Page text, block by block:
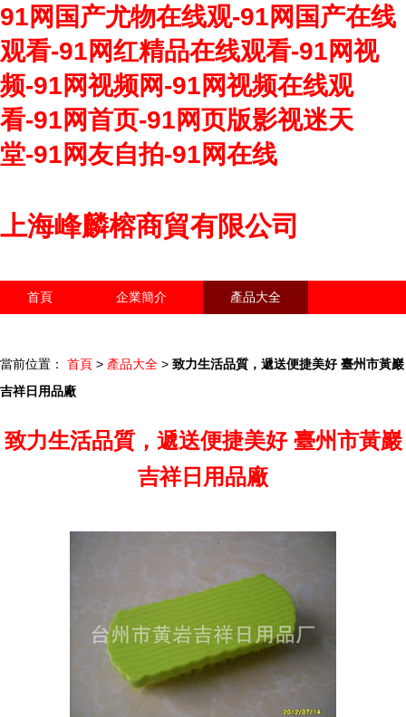
91网国产尤物在线观-91网国产在线
观看-91网红精品在线观看-91网视
频-91网视频网-91网视频在线观
看-91网首页-91网页版影视迷天
堂-91网友自拍-91网在线
上海峰麟榕商貿有限公司
首頁 企業簡介 產品大全
當前位置： 首頁 > 產品大全 > 致力生活品質，遞送便捷美好 臺州市黃巖
吉祥日用品廠
致力生活品質，遞送便捷美好 臺州市黃巖
吉祥日用品廠